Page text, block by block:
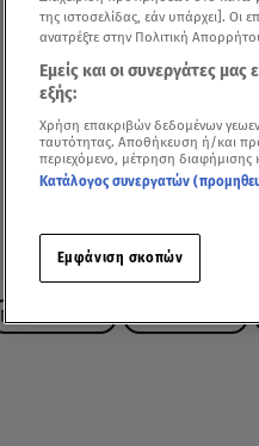
ΝΕΑ ΕΡΥΘΡΑΙΑ
της ιστοσελίδας, εάν υπάρχει]. Οι
ανατρέξτε στην Πολιτική
Εμείς και οι συνεργάτες
εξής:
Χρήση επακριβών δεδομένων
ταυτότητας. Αποθήκευση ή/και
περιεχόμενο, μέτρηση διαφήμισης
Κατάλογος συνεργατών
Εμφάνιση σκοπών